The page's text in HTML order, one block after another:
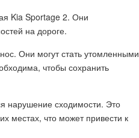
Kia Sportage 2. Они
на дороге.
Они могут стать утомленными
чтобы сохранить
нарушение сходимости. Это
местах, что может привести к